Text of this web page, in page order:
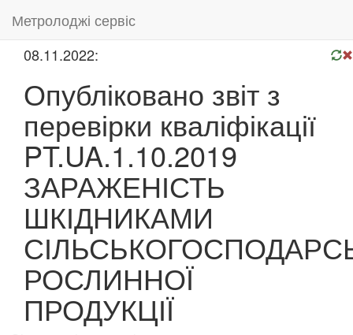
Метролоджі сервіс
08.11.2022:
Опубліковано звіт з
перевірки кваліфікації
PT.UA.1.10.2019
ЗАРАЖЕНІСТЬ
ШКІДНИКАМИ
РОСЛИННОЇ
ПРОДУКЦІЇ